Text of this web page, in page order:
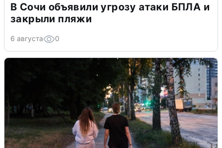
В Сочи объявили угрозу атаки БПЛА и
закрыли пляжи
6 августа 0